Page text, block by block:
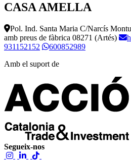
CASA AMELLA
Pol. Ind. Santa Maria C/Narcís
amb preus de fàbrica 08271 (Artés)
931152152
600852989
Amb el suport de
Segueix-nos